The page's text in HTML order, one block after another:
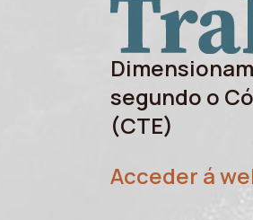
segundo o
(CTE)
Acceder á